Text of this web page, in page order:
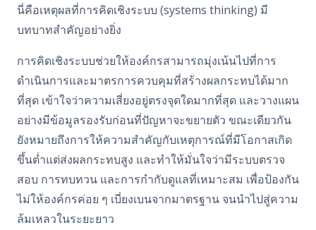
นี่คือเหตุผลที่การคิดเชิงระบบ (systems thinking) มี
บทบาทสำคัญอย่างยิ่ง
การคิดเชิงระบบช่วยให้องค์กรสามารถมุ่งเน้นไปที่การ
ดำเนินการและมาตรการควบคุมที่สร้างผลกระทบได้มาก
ที่สุด เข้าใจว่าความเสี่ยงอยู่ตรงจุดใดมากที่สุด และวางแผน
อย่างมีข้อมูลรองรับก่อนที่ปัญหาจะขยายตัว ขณะเดียวกัน
ยังหมายถึงการให้ความสำคัญกับเหตุการณ์ที่มีโอกาสเกิด
ขึ้นต่ำแต่ส่งผลกระทบสูง และทำให้มั่นใจว่ามีระบบตรวจ
สอบ การทบทวน และการกำกับดูแลที่เหมาะสม เพื่อป้องกัน
ไม่ให้องค์กรค่อย ๆ เบี่ยงเบนจากมาตรฐาน จนนำไปสู่ความ
ล้มเหลวในระยะยาว